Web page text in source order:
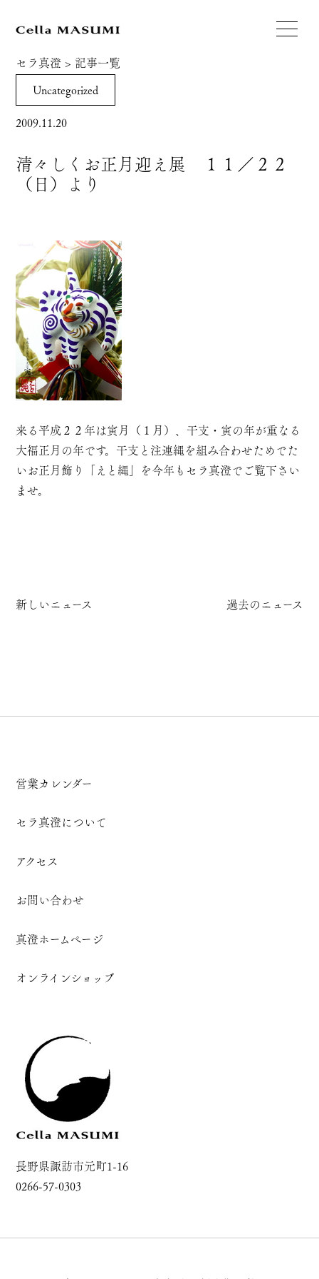
セラ真澄 > 記事一覧
Uncategorized
2009.11.20
清々しくお正月迎え展 １１／２２
（日）より
来る平成２２年は寅月（１月）、干支・寅の年が重なる
大福正月の年です。干支と注連縄を組み合わせためでた
いお正月飾り「えと縄」を今年もセラ真澄でご覧下さい
ませ。
新しいニュース 過去のニュース
営業カレンダー
セラ真澄について
アクセス
お問い合わせ
真澄ホームページ
オンラインショップ
長野県諏訪市元町1-16
0266-57-0303